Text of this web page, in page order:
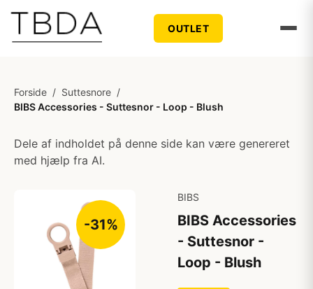
OUTLET
Forside / Suttesnore /
BIBS Accessories - Suttesnor - Loop - Blush
Dele af indholdet på denne side kan være genereret
med hjælp fra AI.
-31%
BIBS
BIBS Accessories
- Suttesnor -
Loop - Blush